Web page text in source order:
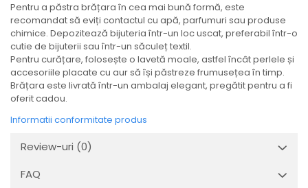
Pentru a păstra brățara în cea mai bună formă, este
recomandat să eviți contactul cu apă, parfumuri sau produse
chimice. Depozitează bijuteria într-un loc uscat, preferabil într-o
cutie de bijuterii sau într-un săculeț textil.
Pentru curățare, folosește o lavetă moale, astfel încât perlele și
accesoriile placate cu aur să își păstreze frumusețea în timp.
Brățara este livrată într-un ambalaj elegant, pregătit pentru a fi
oferit cadou.
Informatii conformitate produs
Review-uri (0)
FAQ